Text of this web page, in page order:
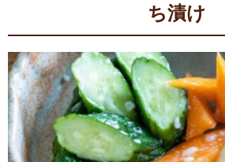
ち漬け